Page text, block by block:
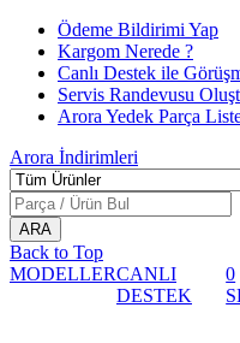
Ödeme Bildirimi Yap
Kargom Nerede ?
Canlı Destek ile
Servis Randevusu
Arora Yedek Parça
Arora İndirimleri
Back to Top
MODELLERCANLI
DESTEK
0